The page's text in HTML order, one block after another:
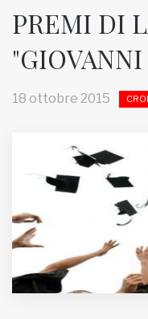
HOME
Inviateci le vostre
Iscriviti alla newsletter
PREMI DI
18 ottobre 2015